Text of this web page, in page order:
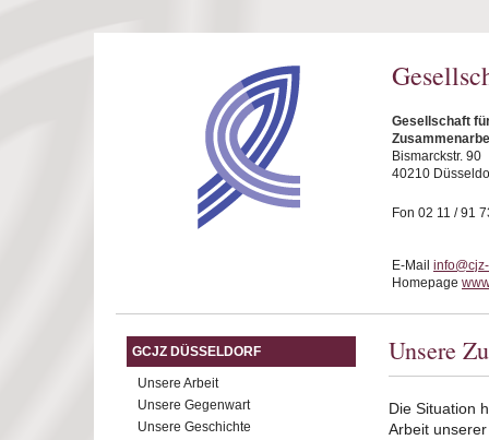
Gesellschaft
Bismarckstr. 90
40210
Fon 02 11 / 91
E-Mail
Homepage
GCJZ DÜSSELDORF
Unsere Arbeit
Unsere Gegenwart
Unsere Geschichte
Unsere
Die Situation
Arbeit